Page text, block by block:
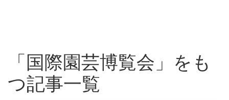
「国際園芸博覧会」をも
つ記事一覧